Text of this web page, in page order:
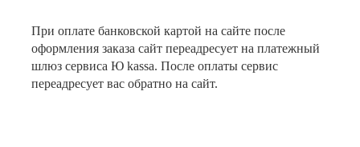
При оплате банковской картой на сайте после
оформления заказа сайт переадресует на платежный
шлюз сервиса Ю kassa. После оплаты сервис
переадресует вас обратно на сайт.